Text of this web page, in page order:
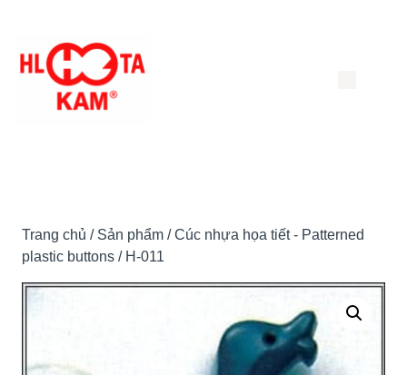
đến
Trang chủ / Sản phẩm /Cúc nhựa họa tiết - Patterned
plastic buttons / H-011